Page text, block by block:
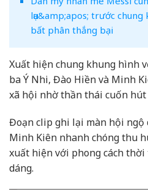
lụa&amp;apos; trước
bất phân thắng bại
Xuất hiện chung khung hình
ba Ý Nhi, Đào Hiền và Minh
xã hội nhờ thần thái cuốn hút
Đoạn clip ghi lại màn hội ngộ
Minh Kiên nhanh chóng thu
xuất hiện với phong cách
dáng.